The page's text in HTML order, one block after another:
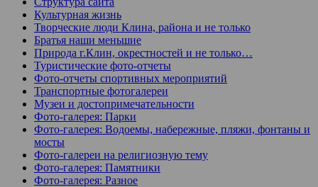
Культурная жизнь
Творческие люди Клина, района и не только
Братья наши меньшие
Природа г.Клин, окрестностей и не только…
Туристические фото-отчеты
Фото-отчеты спортивных мероприятий
Транспортные фотогалереи
Музеи и достопримечательности
Фото-галерея: Парки
Фото-галерея: Водоемы, набережные, пляжи, фонтаны и
мосты
Фото-галереи на религиозную тему
Фото-галерея: Памятники
Фото-галерея: Разное